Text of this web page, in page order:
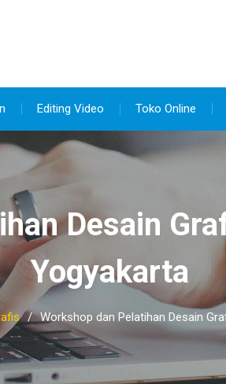
Editing Video Toko Online
Desain
Yogyakarta
Workshop dan Pelatihan Desain